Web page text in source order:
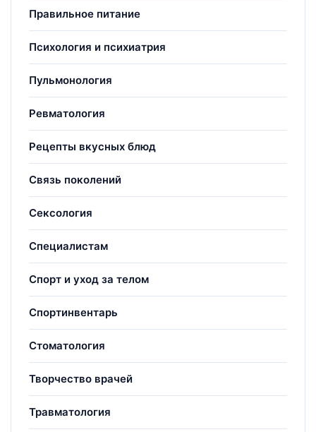
Правильное питание
Психология и психиатрия
Пульмонология
Ревматология
Рецепты вкусных блюд
Связь поколений
Сексология
Специалистам
Спорт и уход за телом
Спортинвентарь
Стоматология
Творчество врачей
Травматология